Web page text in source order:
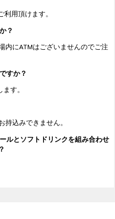
用頂けます。
？
内にATMはございませんのでご注
すか？
す。
持込みできません。
ルとソフトドリンクを組み合わせ